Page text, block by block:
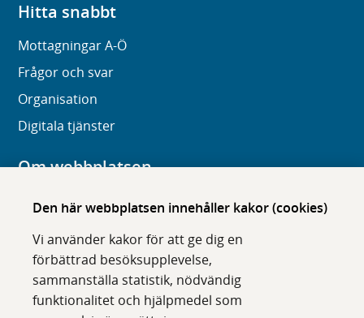
Den här webbplatsen innehåller kakor (cookies)
Vi använder kakor för att ge dig en
förbättrad besöksupplevelse,
sammanställa statistik, nödvändig
funktionalitet och hjälpmedel som
Hitta snabbt
Mottagningar A-Ö
Frågor och svar
Organisation
Digitala tjänster
Om webbplatsen
Om karolinska.se
Tillgänglighet
Om cookies